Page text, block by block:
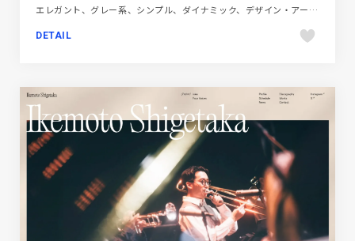
エレガント、グレー系、シンプル、ダイナミック、デザイン・アート・音楽・文芸、ブラック系 、ベージュ・ゴールド系、モーション多め、大きめ写真、施設・店舗サイト
DETAIL